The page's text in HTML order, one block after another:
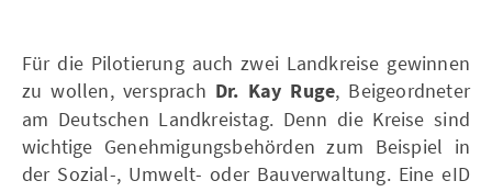
Für die Pilotierung auch zwei Landkreise gewinnen
zu wollen, versprach Dr. Kay Ruge, Beigeordneter
am Deutschen Landkreistag. Denn die Kreise sind
wichtige Genehmigungsbehörden zum Beispiel in
der Sozial-, Umwelt- oder Bauverwaltung. Eine eID